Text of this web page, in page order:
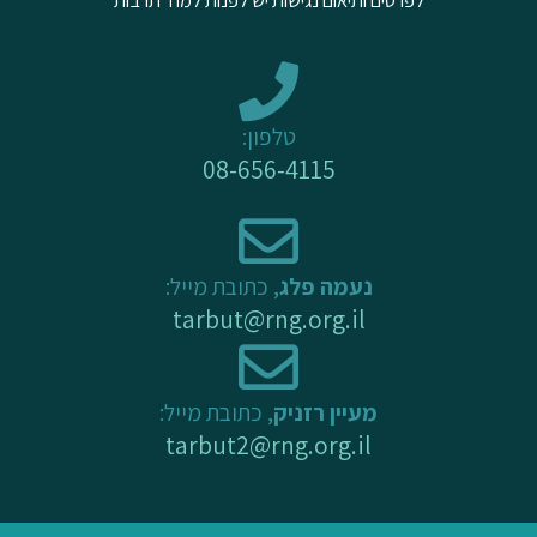
g
o
k
-
f
b
טלפון:
08-656-4115
נעמה פלג, כתובת מייל:
tarbut@rng.org.il
מעיין רזניק, כתובת מייל:
tarbut2@rng.org.il